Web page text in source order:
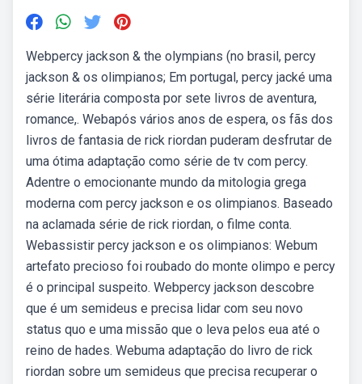
Webpercy jackson & the olympians (no brasil, percy
jackson & os olimpianos; Em portugal, percy jacké uma
série literária composta por sete livros de aventura,
romance,. Webapós vários anos de espera, os fãs dos
livros de fantasia de rick riordan puderam desfrutar de
uma ótima adaptação como série de tv com percy.
Adentre o emocionante mundo da mitologia grega
moderna com percy jackson e os olimpianos. Baseado
na aclamada série de rick riordan, o filme conta.
Webassistir percy jackson e os olimpianos: Webum
artefato precioso foi roubado do monte olimpo e percy
é o principal suspeito. Webpercy jackson descobre
que é um semideus e precisa lidar com seu novo
status quo e uma missão que o leva pelos eua até o
reino de hades. Webuma adaptação do livro de rick
riordan sobre um semideus que precisa recuperar o